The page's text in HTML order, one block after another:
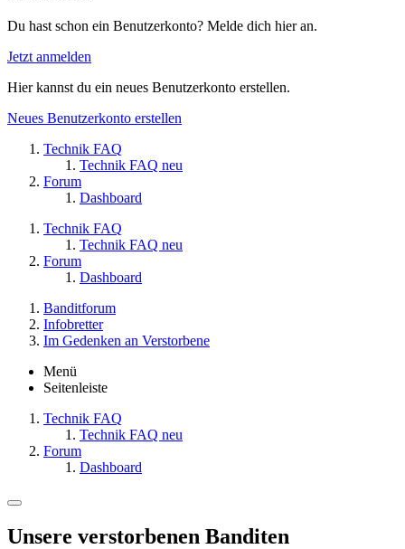
Du hast schon ein Benutzerkonto? Melde dich hier an.
Jetzt anmelden
Hier kannst du ein neues Benutzerkonto erstellen.
Neues Benutzerkonto erstellen
Technik FAQ
Technik FAQ neu
Forum
Dashboard
Technik FAQ
Technik FAQ neu
Forum
Dashboard
Banditforum
Infobretter
Im Gedenken an Verstorbene
Menü
Seitenleiste
Technik FAQ
Technik FAQ neu
Forum
Dashboard
Unsere verstorbenen Banditen